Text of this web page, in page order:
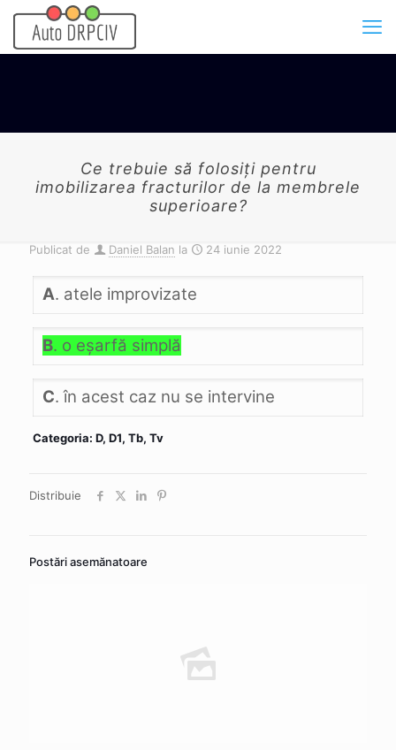
Ce trebuie să folosiţi pentru
imobilizarea fracturilor de la membrele
superioare?
Publicat de Daniel Balan la 24 iunie 2022
A. atele improvizate
B. o eşarfă simplă
C. în acest caz nu se intervine
Categoria: D, D1, Tb, Tv
Distribuie
Postări asemănatoare